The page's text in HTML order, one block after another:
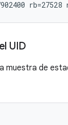
UID
muestra de